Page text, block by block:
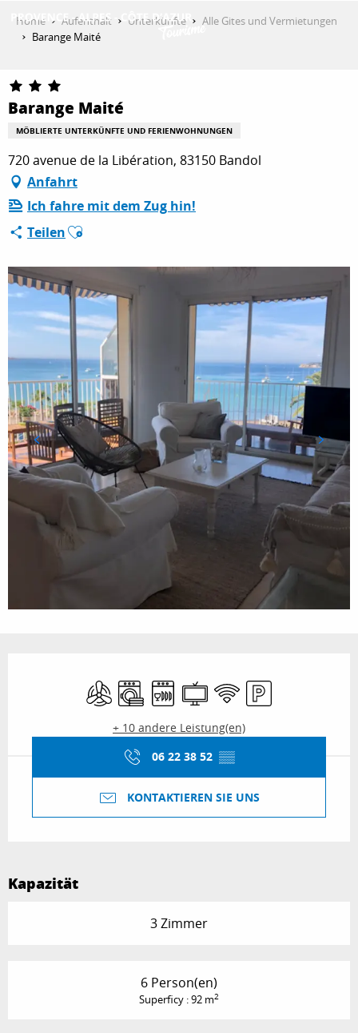
ENTDECKEN
AKTIVITÄTEN
AUFENTHALT
ESPACE PRO
Home Aufenthalt Unterkünfte
Alle Gites und Vermietungen
Barange Maité
Barange Maité
MÖBLIERTE UNTERKÜNFTE UND FERIENWOHNUNGEN
720 avenue de la Libération, 83150 Bandol
Anfahrt
Ich fahre mit dem Zug hin!
TeilenAjouter aux favoris
Klimaanlage
Waschmaschine
Geschirrspülmaschine
Fernsehen
Wi-Fi Parkplatz
+ 10 andere Leistung(en)
06 22 38 52 ▒▒
KONTAKTIEREN SIE UNS
Kapazität
3 Zimmer
6 Person(en)
Superficy : 92 m2